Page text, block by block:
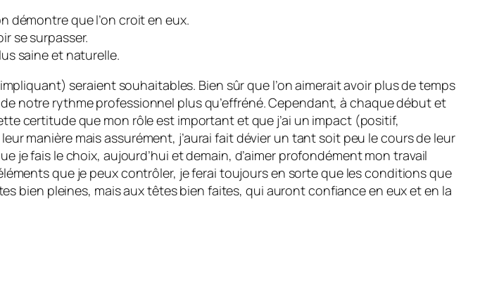
démontre que l’on croit en eux.
se surpasser.
saine et naturelle.
seraient souhaitables. Bien sûr que l’on aimerait avoir plus de temps
notre rythme professionnel plus qu’effréné. Cependant, à chaque début et
certitude que mon rôle est important et que j’ai un impact (positif,
manière mais assurément, j’aurai fait dévier un tant soit peu le cours de leur
je fais le choix, aujourd’hui et demain, d’aimer profondément mon travail
que je peux contrôler, je ferai toujours en sorte que les conditions que
bien pleines, mais aux têtes bien faites, qui auront confiance en eux et en la